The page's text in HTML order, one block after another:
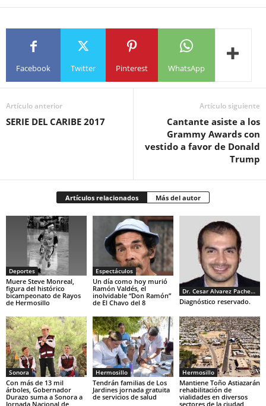
Facebook Twitter Pinterest WhatsApp
Artículo anterior
SERIE DEL CARIBE 2017
Artículo siguiente
Cantante asiste a los
Grammy Awards con
vestido a favor de Donald
Trump
Artículos relacionados Más del autor
Deportes
Muere Steve Monreal,
figura del histórico
bicampeonato de Rayos
de Hermosillo
Espectáculos
Un día como hoy murió
Ramón Valdés, el
inolvidable “Don Ramón”
de El Chavo del 8
Dr. Cesar Alvarez Pacheco
Diagnóstico reservado.
Sonora
Con más de 13 mil
árboles, Gobernador
Durazo suma a Sonora a
Jornada Nacional de
Hermosillo
Tendrán familias de Los
Jardines jornada gratuita
de servicios de salud
Hermosillo
Mantiene Toño Astiazarán
rehabilitación de
vialidades en diversos
sectores de la ciudad